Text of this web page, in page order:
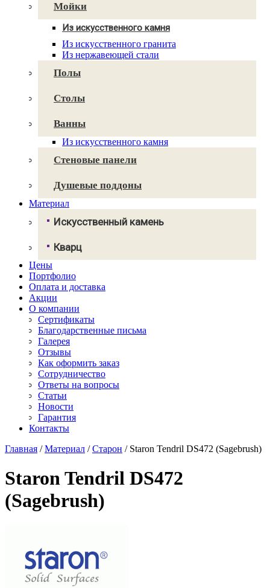
Avant Quartz
Мойки
Из искусственного камня
Для кухни
Для ванной
Из искусственного гранита
Из нержавеющей стали
Полы
Столы
Ванны
Из искусственного камня
Стеновые панели
Душевые поддоны
Материал
Искусственный камень
NeoMarm
Хай-макс
Старон
Ханекс
Акрилика
Кориан
Монтелли
Тристоун
Кварц
СмартКварц
Цезарьстоун
Викостон
Технистон
Камбрия
Плазастон
Цены
Портфолио
Оплата и доставка
Акции
О компании
Сертификаты
Благодарственные письма
Галерея
Отзывы
Как оформить заказ
Сотрудничество
Ответы на вопросы
Статьи
Новости
Гарантия
Контакты
Главная /Материал /Старон / Staron Tendril DS472 (Sagebrush)
Staron Tendril DS472
(Sagebrush)